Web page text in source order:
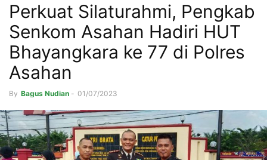
Perkuat Silaturahmi, Pengkab
Senkom Asahan Hadiri HUT
Bhayangkara ke 77 di Polres
Asahan
By Bagus Nudian - 01/07/2023